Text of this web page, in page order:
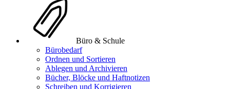
Büro & Schule
Bürobedarf
Ordnen und Sortieren
Ablegen und Archivieren
Bücher, Blöcke und Haftnotizen
Schreiben und Korrigieren